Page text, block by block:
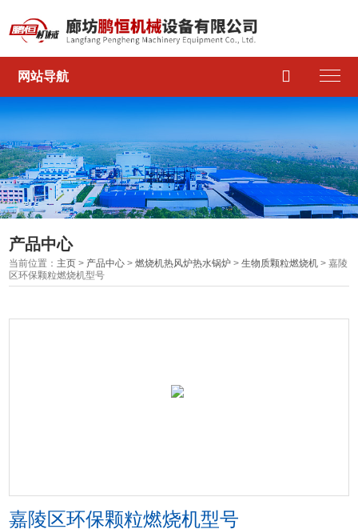
网站导航 
产品中心
当前位置： 主页 > 产品中心 >燃烧机热风炉热水锅炉 >生物质颗粒燃烧机 > 嘉陵
区环保颗粒燃烧机型号
嘉陵区环保颗粒燃烧机型号